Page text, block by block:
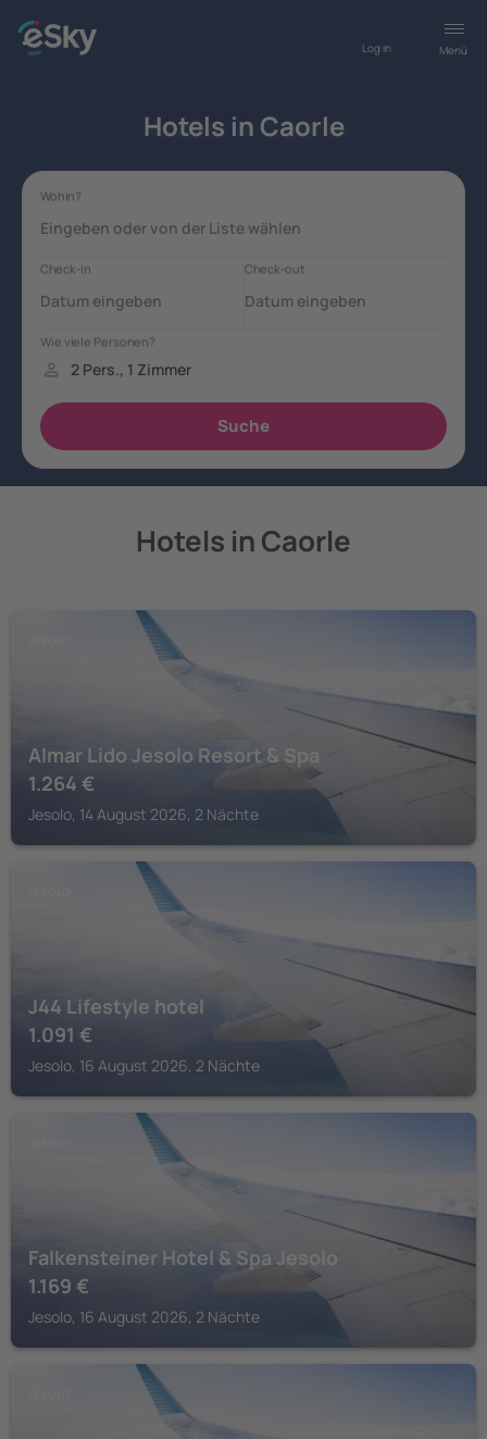
Menü
Log in
Hotels in Caorle
Hotels in Caorle
Almar Lido Jesolo Resort & Spa
1.264 €
Jesolo, 14 August 2026, 2 Nächte
J44 Lifestyle hotel
1.091 €
Jesolo, 16 August 2026, 2 Nächte
Falkensteiner Hotel & Spa Jesolo
1.169 €
Jesolo, 16 August 2026, 2 Nächte